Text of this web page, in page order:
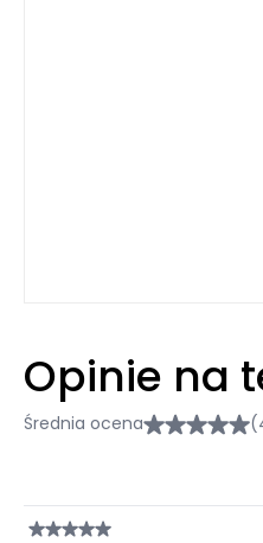
Opinie na
Średnia ocena